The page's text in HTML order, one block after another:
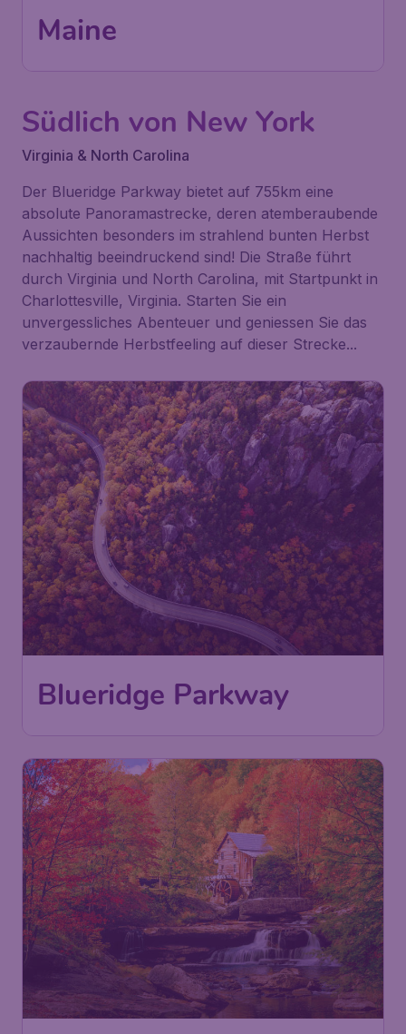
Maine
Südlich von New York
Virginia & North Carolina
Der Blueridge Parkway bietet auf 755km eine
absolute Panoramastrecke, deren atemberaubende
Aussichten besonders im strahlend bunten Herbst
nachhaltig beeindruckend sind! Die Straße führt
durch Virginia und North Carolina, mit Startpunkt in
Charlottesville, Virginia. Starten Sie ein
unvergessliches Abenteuer und geniessen Sie das
verzaubernde Herbstfeeling auf dieser Strecke...
Blueridge Parkway